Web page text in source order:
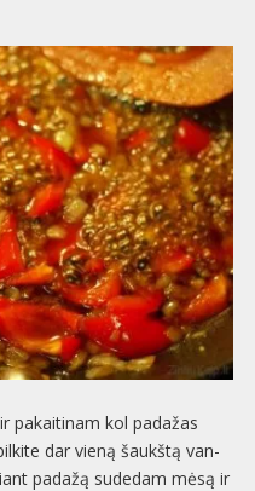
pakai­ti­nam kol pada­žas
dar vieną šaukštą van­
padažą sude­dam mėsą ir